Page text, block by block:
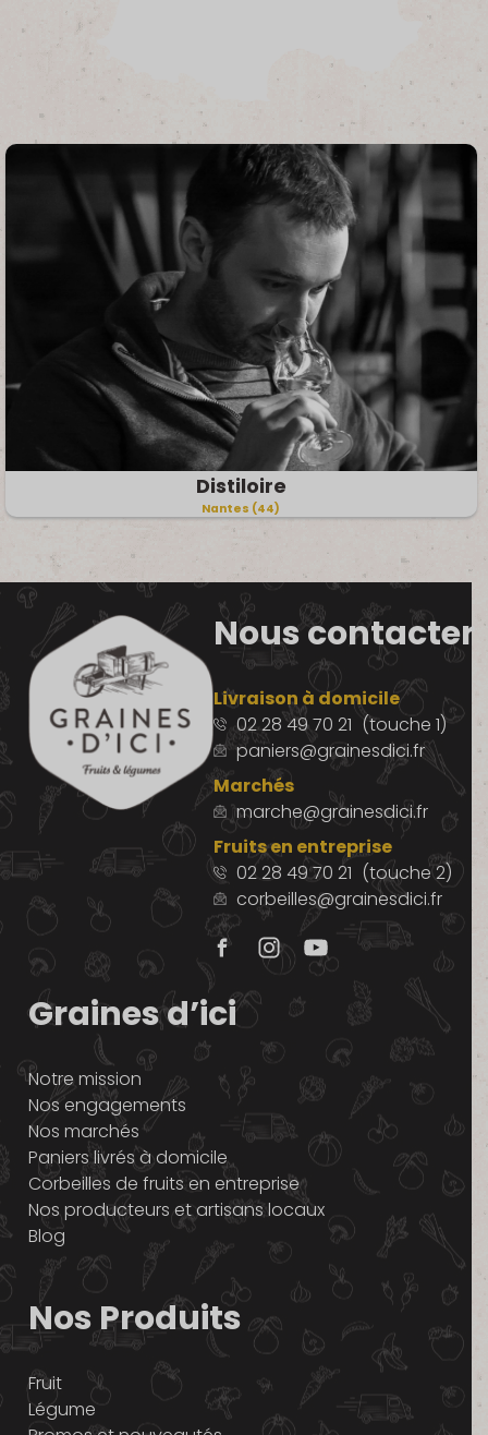
Distiloire
Nantes (44)
Nous contacter
Livraison à domicile
02 28 49 70 21 (touche 1)
paniers@grainesdici.fr
Marchés
marche@grainesdici.fr
Fruits en entreprise
02 28 49 70 21 (touche 2)
corbeilles@grainesdici.fr
Graines d’ici
Notre mission
Nos engagements
Nos marchés
Paniers livrés à domicile
Corbeilles de fruits en entreprise
Nos producteurs et artisans locaux
Blog
Nos Produits
Fruit
Légume